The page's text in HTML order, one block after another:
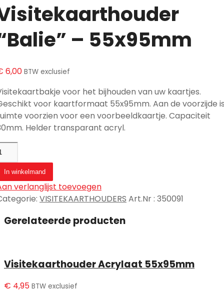
– 55x95mm
6,00 BTW exclusief
voor het bijhouden van uw kaartjes.
voor kaartformaat 55x95mm. Aan de voorzijde
voorzien voor een voorbeeldkaartje. Capaciteit
Helder transparant acryl.
In winkelmand
verlanglijst toevoegen
: VISITEKAARTHOUDERS Art.Nr: 350091
Gerelateerde producten
Visitekaarthouder Acrylaat 55x95mm
€ 4,95 BTW exclusief